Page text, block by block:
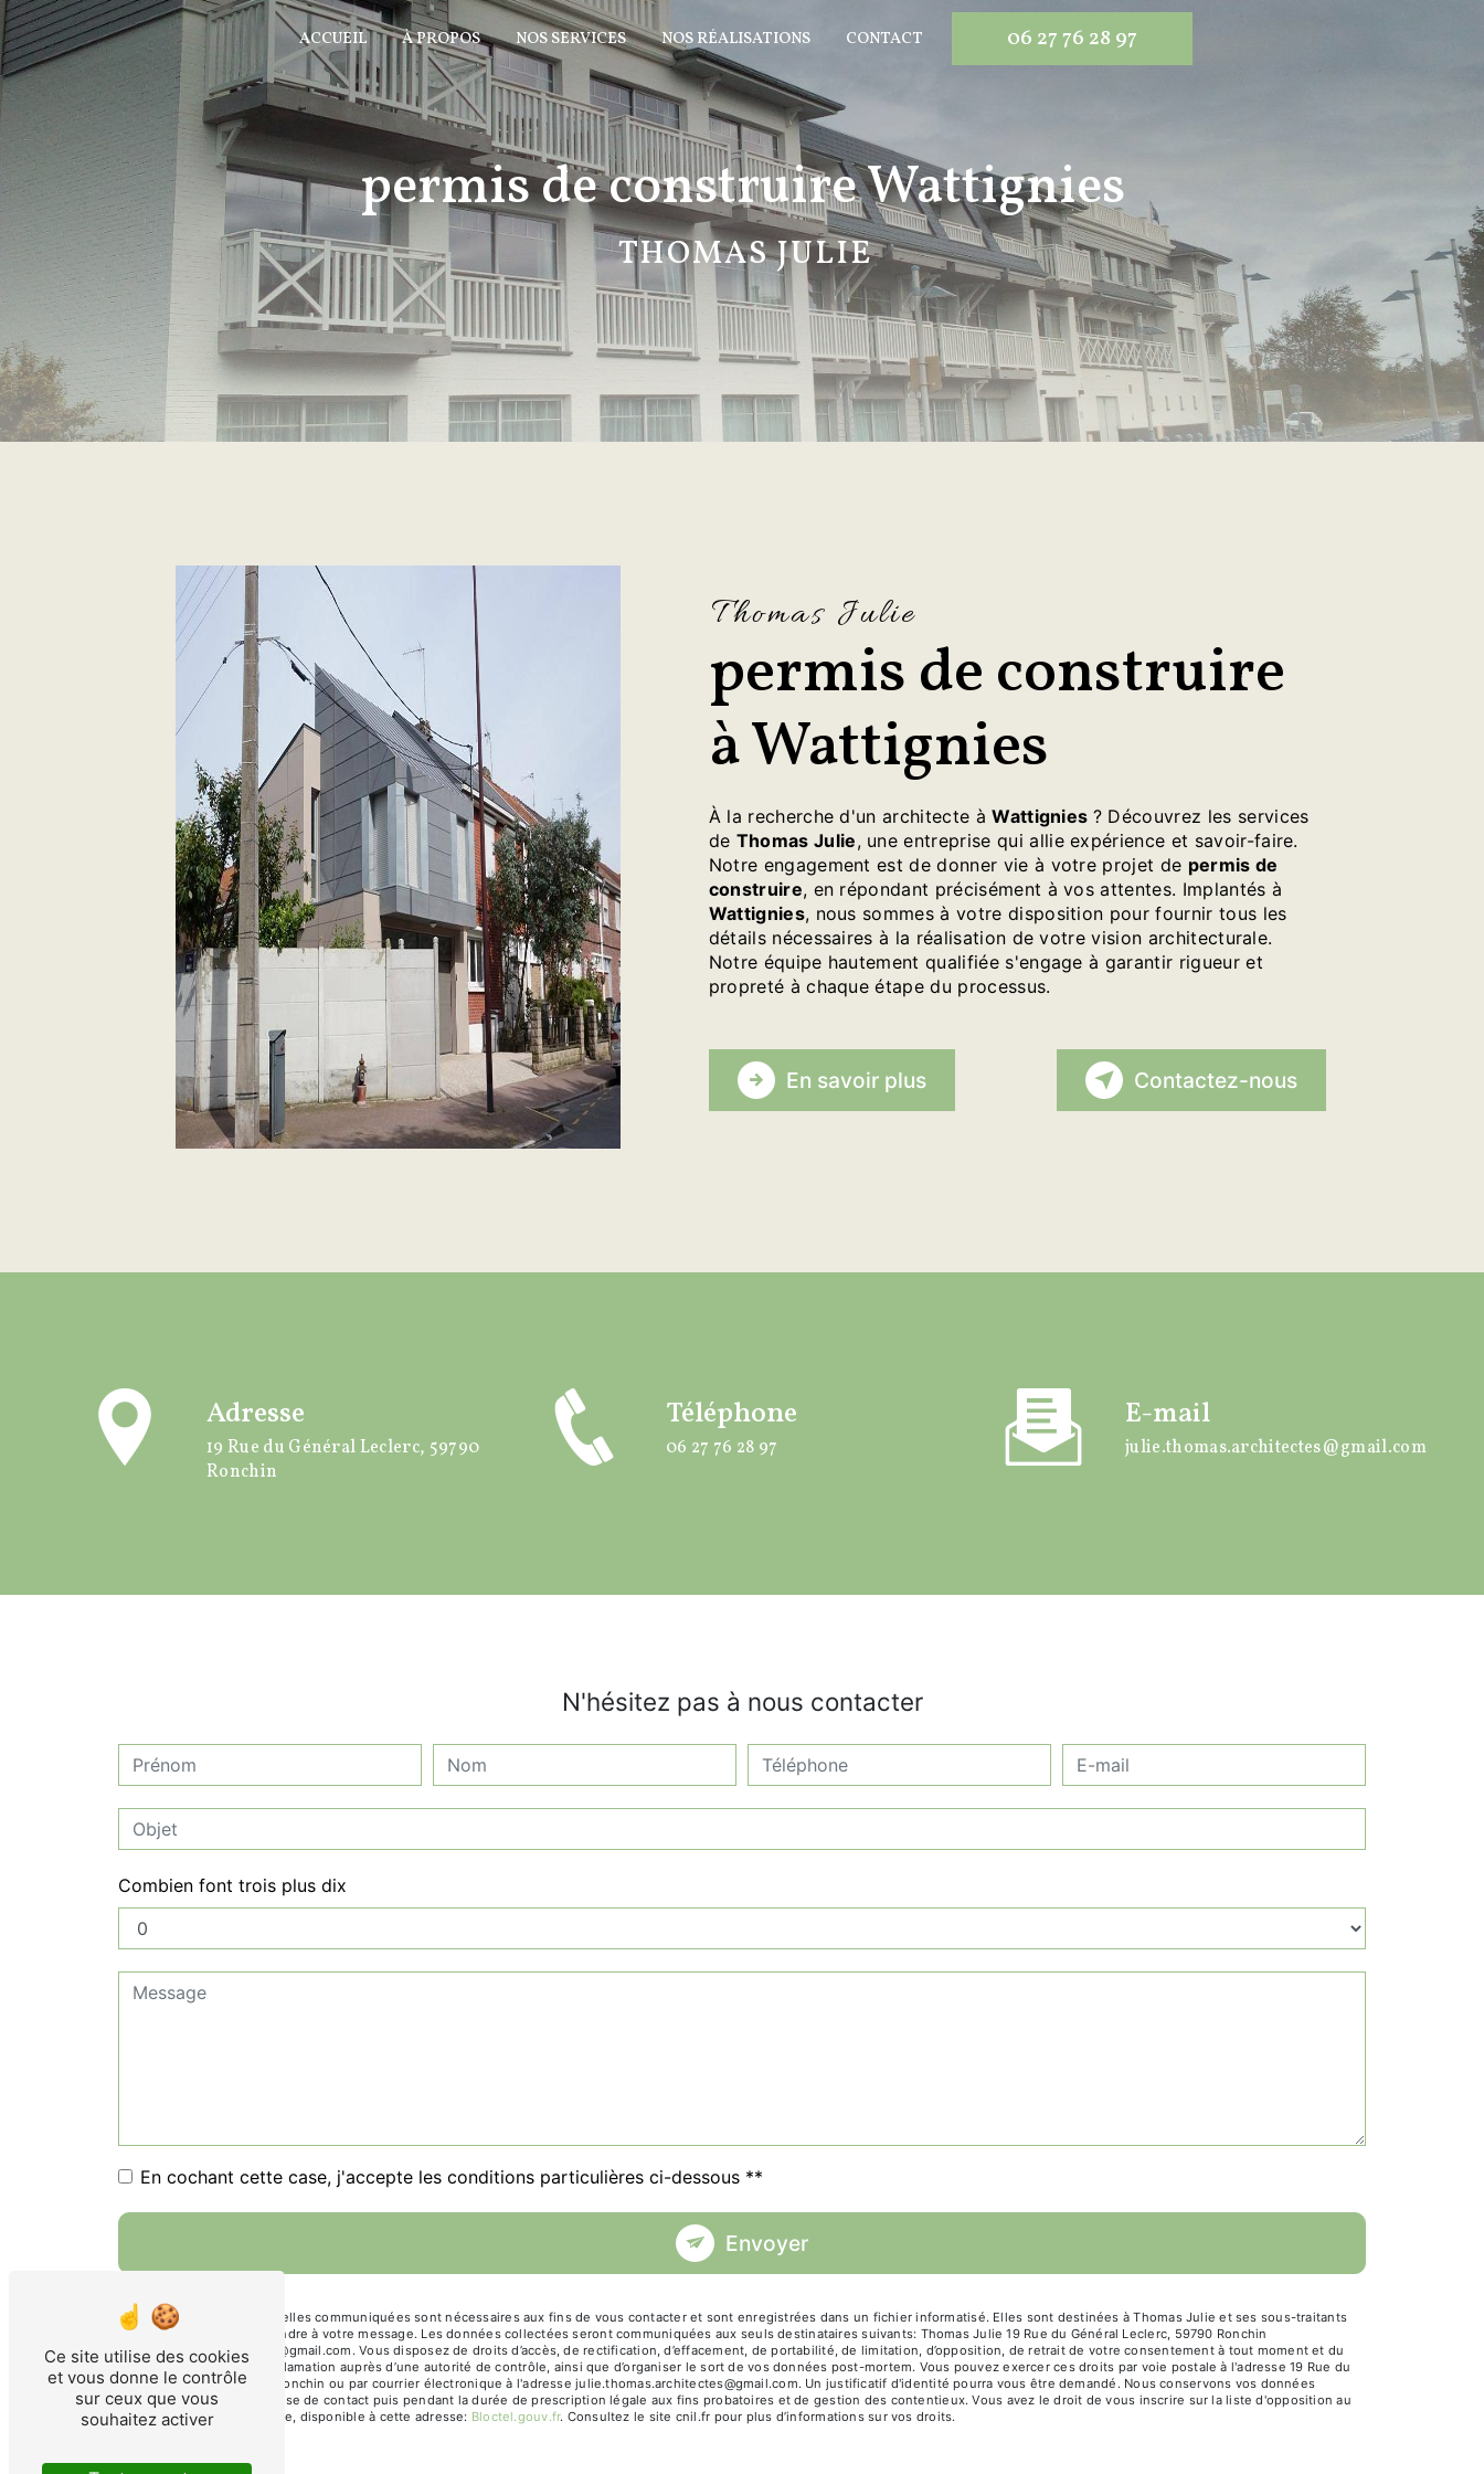
ACCUEIL À PROPOS NOS SERVICES NOS RÉALISATIONS CONTACT 06 27 76 28 97
permis de construire Wattignies
THOMAS JULIE
Thomas Julie
permis de construire
à Wattignies
À la recherche d'un architecte àWattignies ? Découvrez les services
de Thomas Julie, une entreprise qui allie expérience et savoir-faire.
Notre engagement est de donner vie à votre projet de permis de
construire, en répondant précisément à vos attentes. Implantés à
Wattignies, nous sommes à votre disposition pour fournir tous les
détails nécessaires à la réalisation de votre vision architecturale.
Notre équipe hautement qualifiée s'engage à garantir rigueur et
propreté à chaque étape du processus.
En savoir plus Contactez-nous
Adresse
19 Rue du Général Leclerc, 59790
Ronchin
Téléphone
06 27 76 28 97
E-mail
julie.thomas.architectes@gmail.com
N'hésitez pas à nous contacter
Combien font trois plus dix
En cochant cette case, j'accepte les conditions particulières ci-dessous **
Envoyer
** Les données personnelles communiquées sont nécessaires aux fins de vous contacter et sont enregistrées dans un fichier informatisé. Elles sont destinées à Thomas Julie et ses sous-traitants
dans le seul but de répondre à votre message. Les données collectées seront communiquées aux seuls destinataires suivants: Thomas Julie 19 Rue du Général Leclerc, 59790 Ronchin
julie.thomas.architectes@gmail.com. Vous disposez de droits d’accès, de rectification, d’effacement, de portabilité, de limitation, d’opposition, de retrait de votre consentement à tout moment et du
droit d’introduire une réclamation auprès d’une autorité de contrôle, ainsi que d’organiser le sort de vos données post-mortem. Vous pouvez exercer ces droits par voie postale à l'adresse 19 Rue du
Général Leclerc, 59790 Ronchin ou par courrier électronique à l'adresse julie.thomas.architectes@gmail.com. Un justificatif d'identité pourra vous être demandé. Nous conservons vos données
pendant la période de prise de contact puis pendant la durée de prescription légale aux fins probatoires et de gestion des contentieux. Vous avez le droit de vous inscrire sur la liste d'opposition au
démarchage téléphonique, disponible à cette adresse: Bloctel.gouv.fr. Consultez le site cnil.fr pour plus d’informations sur vos droits.
Panneau de gestion des cookies
Ce site utilise des cookies
et vous donne le contrôle
sur ceux que vous
souhaitez activer